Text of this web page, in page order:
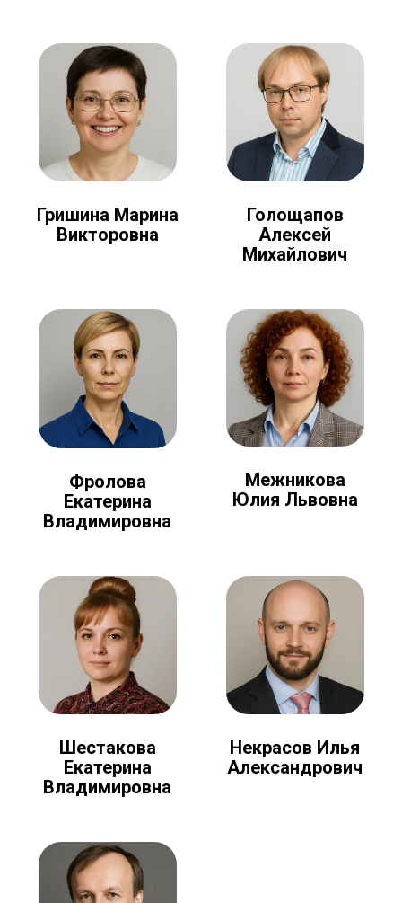
Гришина Марина
Викторовна
Голощапов
Алексей
Михайлович
Фролова
Екатерина
Владимировна
Межникова
Юлия Львовна
Шестакова
Екатерина
Владимировна
Некрасов Илья
Александрович